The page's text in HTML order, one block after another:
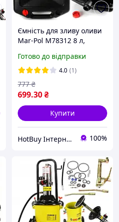
Ємність для зливу оливи
Mar-Pol M78312 8 л,
Готово до відправки
4.0 (1)
699.30₴
777 ₴
Купити
HotBuy Інтернет-магазин 100%